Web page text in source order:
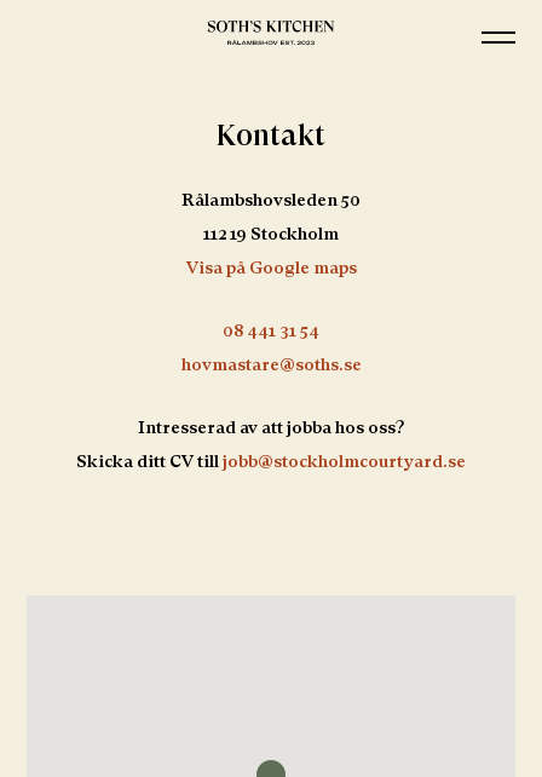
Kontakt
Rålambshovsleden 50
112 19 Stockholm
Visa på Google maps
08 441 31 54
hovmastare@soths.se
Intresserad av att jobba hos oss?
Skicka ditt CV till jobb@stockholmcourtyard.se